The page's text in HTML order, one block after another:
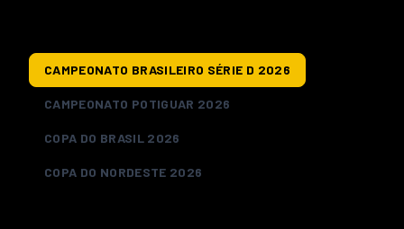
CAMPEONATO BRASILEIRO SÉRIE D 2026
CAMPEONATO POTIGUAR 2026
COPA DO BRASIL 2026
COPA DO NORDESTE 2026